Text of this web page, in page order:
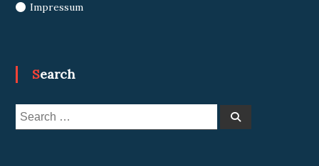
Impressum
Search
Search
for:
Search